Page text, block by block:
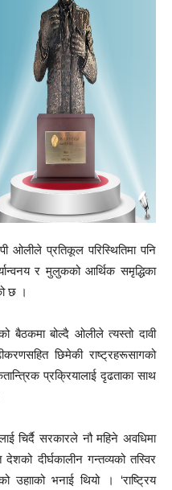
ओलीले प्रतिकूल परिस्थितिमा पनि
र मुलुकको आर्थिक समृद्धिका
छ ।
बैठकमा बोल्दै ओलीले त्यस्तो दावी
छिमेकी राष्ट्रहरूसागको
प्रक्रियालाई दृढताका साथ
चिर्दै सरकारले नौ महिने अवधिमा
दीर्घकालीन गन्तव्यको तस्विर
भनाई थियो । ‘राष्ट्रिय